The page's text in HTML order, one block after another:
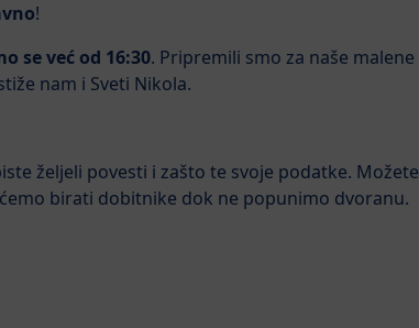
!
se već od 16:30. Pripremili smo za naše malene
nam i Sveti Nikola.
željeli povesti i zašto te svoje podatke. Možete
birati dobitnike dok ne popunimo dvoranu.